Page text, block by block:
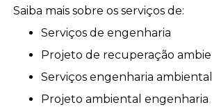
Saiba mais sobre os serviços de:
serviços de engenharia
projeto de recuperação
serviços engenharia ambiental
projeto ambiental engenharia